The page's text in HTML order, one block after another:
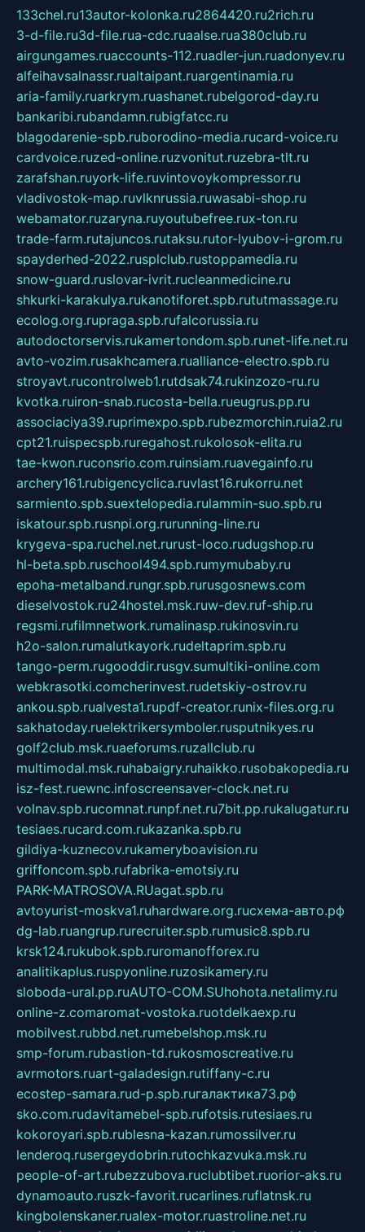
133chel.ru13autor-kolonka.ru2864420.ru2rich.ru
3-d-file.ru3d-file.rua-cdc.ruaalse.rua380club.ru
airgungames.ruaccounts-112.ruadler-jun.ruadonyev.ru
alfeihavsalnassr.rualtaipant.ruargentinamia.ru
aria-family.ruarkrym.ruashanet.rubelgorod-day.ru
bankaribi.rubandamn.rubigfatcc.ru
blagodarenie-spb.ruborodino-media.rucard-voice.ru
cardvoice.ruzed-online.ruzvonitut.ruzebra-tlt.ru
zarafshan.ruyork-life.ruvintovoykompressor.ru
vladivostok-map.ruvlknrussia.ruwasabi-shop.ru
webamator.ruzaryna.ruyoutubefree.rux-ton.ru
trade-farm.rutajuncos.rutaksu.rutor-lyubov-i-grom.ru
spayderhed-2022.rusplclub.rustoppamedia.ru
snow-guard.ruslovar-ivrit.rucleanmedicine.ru
shkurki-karakulya.rukanotiforet.spb.rututmassage.ru
ecolog.org.rupraga.spb.rufalcorussia.ru
autodoctorservis.rukamertondom.spb.runet-life.net.ru
avto-vozim.rusakhcamera.rualliance-electro.spb.ru
stroyavt.rucontrolweb1.rutdsak74.rukinzozo-ru.ru
kvotka.ruiron-snab.rucosta-bella.rueugrus.pp.ru
associaciya39.ruprimexpo.spb.rubezmorchin.ruia2.ru
cpt21.ruispecspb.ruregahost.rukolosok-elita.ru
tae-kwon.ruconsrio.com.ruinsiam.ruavegainfo.ru
archery161.rubigencyclica.ruvlast16.rukorru.net
sarmiento.spb.suextelopedia.rulammin-suo.spb.ru
iskatour.spb.rusnpi.org.rurunning-line.ru
krygeva-spa.ruchel.net.rurust-loco.rudugshop.ru
hl-beta.spb.ruschool494.spb.rumymubaby.ru
epoha-metalband.rungr.spb.rurusgosnews.com
dieselvostok.ru24hostel.msk.ruw-dev.ruf-ship.ru
regsmi.rufilmnetwork.rumalinasp.rukinosvin.ru
h2o-salon.rumalutkayork.rudeltaprim.spb.ru
tango-perm.rugooddir.rusgv.sumultiki-online.com
webkrasotki.comcherinvest.rudetskiy-ostrov.ru
ankou.spb.rualvesta1.rupdf-creator.runix-files.org.ru
sakhatoday.ruelektrikersymboler.rusputnikyes.ru
golf2club.msk.ruaeforums.ruzallclub.ru
multimodal.msk.ruhabaigry.ruhaikko.rusobakopedia.ru
isz-fest.ruewnc.infoscreensaver-clock.net.ru
volnav.spb.rucomnat.runpf.net.ru7bit.pp.rukalugatur.ru
tesiaes.rucard.com.rukazanka.spb.ru
gildiya-kuznecov.rukameryboavision.ru
griffoncom.spb.rufabrika-emotsiy.ru
PARK-MATROSOVA.RUagat.spb.ru
avtoyurist-moskva1.ruhardware.org.ruсхема-авто.рф
dg-lab.ruangrup.rurecruiter.spb.rumusic8.spb.ru
krsk124.rukubok.spb.ruromanofforex.ru
analitikaplus.ruspyonline.ruzosikamery.ru
sloboda-ural.pp.ruAUTO-COM.SUhohota.netalimy.ru
online-z.comaromat-vostoka.ruotdelkaexp.ru
mobilvest.rubbd.net.rumebelshop.msk.ru
smp-forum.rubastion-td.rukosmoscreative.ru
avrmotors.ruart-galadesign.rutiffany-c.ru
ecostep-samara.rud-p.spb.ruгалактика73.рф
sko.com.rudavitamebel-spb.rufotsis.rutesiaes.ru
kokoroyari.spb.rublesna-kazan.rumossilver.ru
lenderoq.rusergeydobrin.rutochkazvuka.msk.ru
people-of-art.rubezzubova.ruclubtibet.ruorior-aks.ru
dynamoauto.ruszk-favorit.rucarlines.ruflatnsk.ru
kingbolenskaner.rualex-motor.ruastroline.net.ru